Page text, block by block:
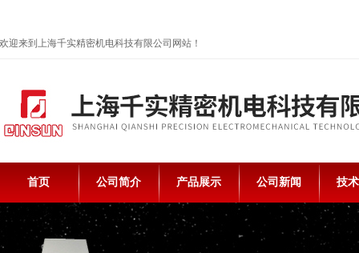
欢迎来到上海千实精密机电科技有限公司网站！
首页 公司简介 产品展示 公司新闻 技